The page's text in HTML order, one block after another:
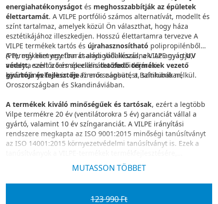
energiahatékonyságot és meghosszabbítják az épületek
élettartamát. A VILPE portfólió számos alternatívát, modellt és
színt tartalmaz, amelyek közül Ön választhat, hogy háza
esztétikájához illeszkedjen. Hosszú élettartamra tervezve A
VILPE termékek tartós és újrahasznosítható polipropilénből
(PP), egy környezetbarát anyagból készülnek. Az anyagUV
védett, ezért a termék ellenáll a zord időjárási
körülményeknek is. és az erős napsütést, színhibák nélkül.
A termékeket egy finn családi vállalkozás, a VILPE gyártja,
amely a szellőző és speciálistetőfedő termékek vezető
gyártója és fejlesztőjeFinnországban, a Baltikumban,
Oroszországban és Skandináviában.
A termékek kiváló minőségűek és tartósak, ezért a legtöbb
Vilpe termékre 20 év (ventilátorokra 5 év) garanciát vállal a
gyártó, valamint 10 év színgaranciát. A VILPE irányítási
rendszere megkapta az ISO 9001:2015 minőségi tanúsítványt
az ISO 14001:2015 környezetvédelmi tanúsítványt is. Ezek a
gyártására és értékesítésére vonatkoznak.
MUTASSON TÖBBET
123 990 Ft